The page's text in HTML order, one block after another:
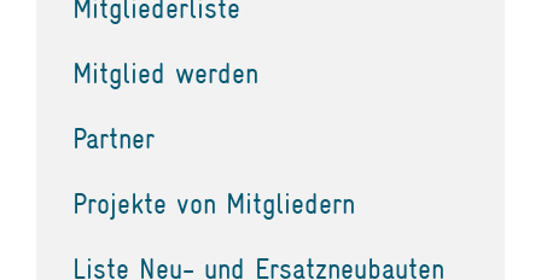
Mitgliederliste
Mitglied werden
Partner
Projekte von Mitgliedern
Liste Neu- und Ersatzneubauten